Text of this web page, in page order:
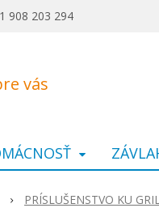
vás
908 203 294
PRÍSLUŠENSTVO KU